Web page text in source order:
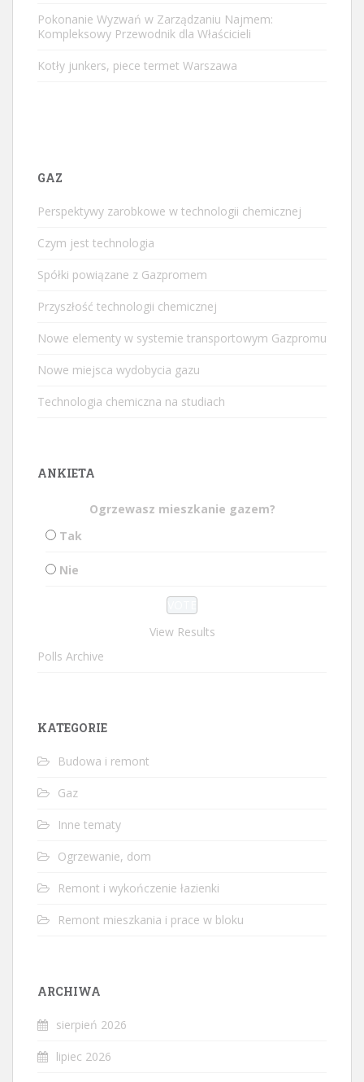
Pokonanie Wyzwań w Zarządzaniu Najmem:
Kompleksowy Przewodnik dla Właścicieli
Kotły junkers, piece termet Warszawa
GAZ
Perspektywy zarobkowe w technologii chemicznej
Czym jest technologia
Spółki powiązane z Gazpromem
Przyszłość technologii chemicznej
Nowe elementy w systemie transportowym Gazpromu
Nowe miejsca wydobycia gazu
Technologia chemiczna na studiach
ANKIETA
Ogrzewasz mieszkanie gazem?
Tak
Nie
View Results
Polls Archive
KATEGORIE
Budowa i remont
Gaz
Inne tematy
Ogrzewanie, dom
Remont i wykończenie łazienki
Remont mieszkania i prace w bloku
ARCHIWA
sierpień 2026
lipiec 2026